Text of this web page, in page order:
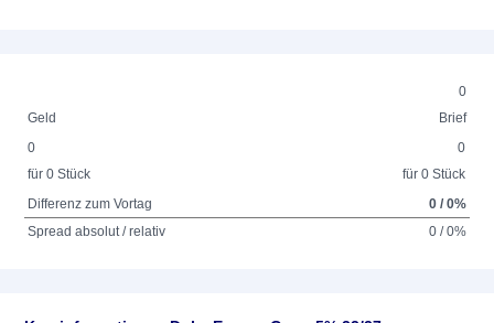
0
Geld
Brief
0
für 0 Stück
0
für 0 Stück
Differenz zum Vortag
0 / 0%
Spread absolut / relativ
0 / 0%